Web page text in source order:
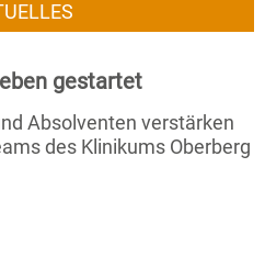
gestartet
Absolventen verstärken
des Klinikums Oberberg